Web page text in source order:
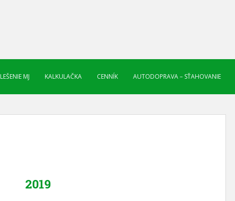
LEŠENIE MJ KALKULAČKA CENNÍK AUTODOPRAVA – SŤAHOVANIE
2019